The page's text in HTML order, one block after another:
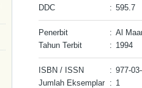
DDC
: 595.7
Penerbit : Al
Tahun Terbit
: 1994
ISBN / ISSN : 977-
Jumlah Eksemplar : 1